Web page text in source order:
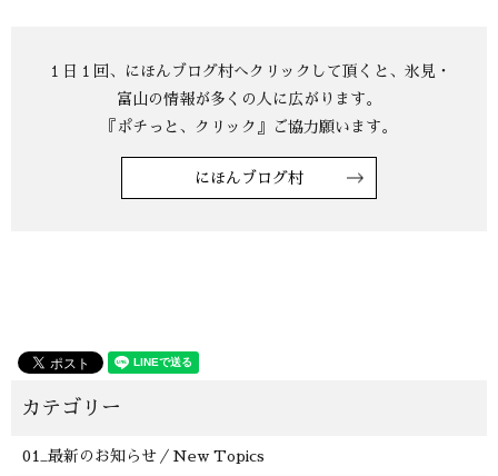
にほんブログ村
01_最新のお知らせ／New Topics